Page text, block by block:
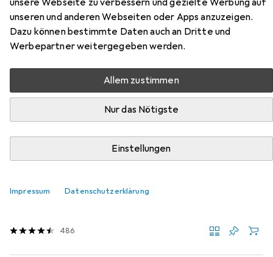
unsere Webseite zu verbessern und gezielte Werbung auf
unseren und anderen Webseiten oder Apps anzuzeigen.
Dazu können bestimmte Daten auch an Dritte und
Werbepartner weitergegeben werden.
Allem zustimmen
Nur das Nötigste
Einstellungen
Impressum Datenschutzerklärung
Kochgeschirr und Untersetzer.
Beliebt Kochbesteck
Relevanz
MENGENRABATT
EUR
8,23
486